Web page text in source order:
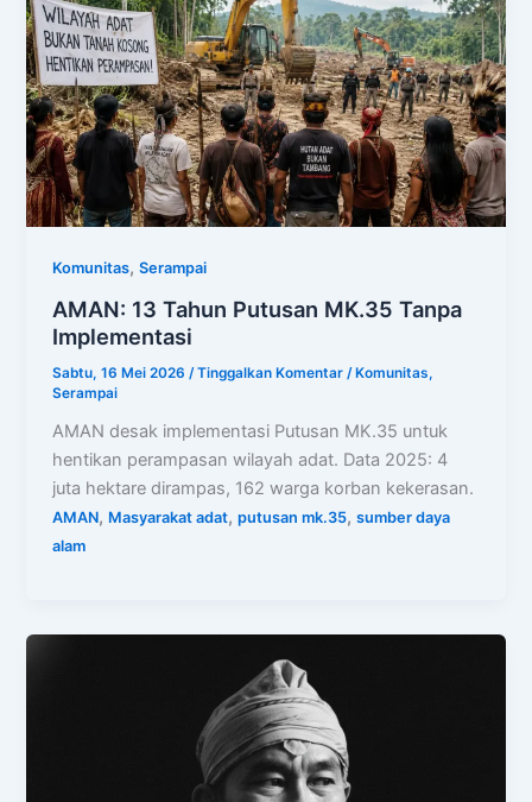
Komunitas,Serampai
AMAN: 13 Tahun Putusan MK.35 Tanpa
Implementasi
Sabtu, 16 Mei 2026 /Tinggalkan Komentar /Komunitas,
Serampai
AMAN desak implementasi Putusan MK.35 untuk
hentikan perampasan wilayah adat. Data 2025: 4
juta hektare dirampas, 162 warga korban kekerasan.
AMAN, Masyarakat adat,putusan mk.35,sumber daya
alam